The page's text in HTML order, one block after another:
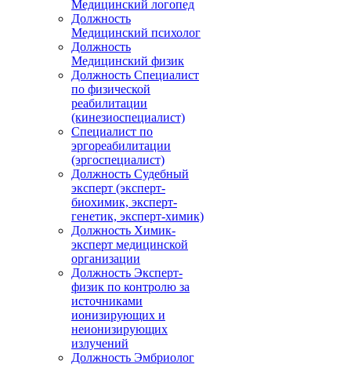
Медицинский логопед
Должность
Медицинский психолог
Должность
Медицинский физик
Должность Специалист
по физической
реабилитации
(кинезиоспециалист)
Специалист по
эргореабилитации
(эргоспециалист)
Должность Судебный
эксперт (эксперт-
биохимик, эксперт-
генетик, эксперт-химик)
Должность Химик-
эксперт медицинской
организации
Должность Эксперт-
физик по контролю за
источниками
ионизирующих и
неионизирующих
излучений
Должность Эмбриолог